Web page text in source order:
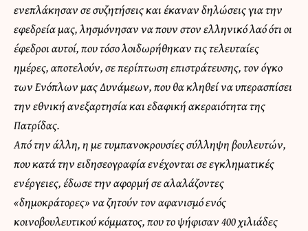
ενεπλάκησαν σε συζητήσεις και έκαναν δηλώσεις για την
εφεδρεία μας, λησμόνησαν να πουν στον ελληνικό λαό ότι οι
έφεδροι αυτοί, που τόσο λοιδωρήθηκαν τις τελευταίες
ημέρες, αποτελούν, σε περίπτωση επιστράτευσης, τον όγκο
των Ενόπλων μας Δυνάμεων, που θα κληθεί να υπερασπίσει
την εθνική ανεξαρτησία και εδαφική ακεραιότητα της
Πατρίδας.
Από την άλλη, η με τυμπανοκρουσίες σύλληψη βουλευτών,
που κατά την ειδησεογραφία ενέχονται σε εγκληματικές
ενέργειες, έδωσε την αφορμή σε αλαλάζοντες
«δημοκράτορες» να ζητούν τον αφανισμό ενός
κοινοβουλευτικού κόμματος, που το ψήφισαν 400 χιλιάδες